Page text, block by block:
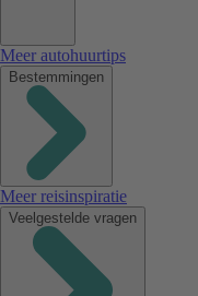
Meer autohuurtips
Bestemmingen
Meer reisinspiratie
Veelgestelde vragen